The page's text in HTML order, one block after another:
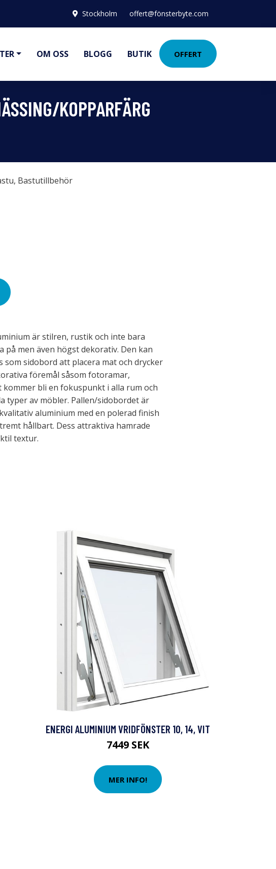
Stockholm offert@fönsterbyte.com
OM OSS BLOGG BUTIK OFFERT
KOPPARFÄRG
, Bastutillbehör
är stilren, rustik och inte bara
på men även högst dekorativ. Den kan
som sidobord att placera mat och drycker
föremål såsom fotoramar,
kommer bli en fokuspunkt i alla rum och
typer av möbler. Pallen/sidobordet är
aluminium med en polerad finish
hållbart. Dess attraktiva hamrade
textur.
ENERGI ALUMINIUM VRIDFÖNSTER 10, 14, VIT
7449 SEK
MER INFO!